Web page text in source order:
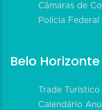
Câmaras de
Polícia Federal
Belo
Trade Turístico
Calendário